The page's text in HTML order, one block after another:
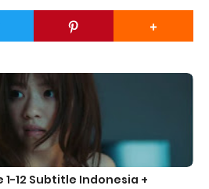
1-12 Subtitle Indonesia +